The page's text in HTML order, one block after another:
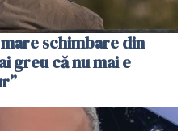
schimbare din
greu că nu mai e